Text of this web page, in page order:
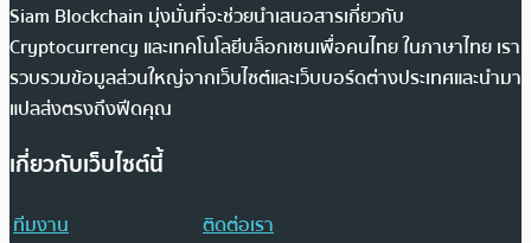
Siam Blockchain มุ่งมั่นที่จะช่วยนำเสนอสารเกี่ยวกับ
Cryptocurrency และเทคโนโลยีบล็อกเชนเพื่อคนไทย ในภาษาไทย เรา
รวบรวมข้อมูลส่วนใหญ่จากเว็บไซต์และเว็บบอร์ดต่างประเทศและนำมา
แปลส่งตรงถึงฟีดคุณ
เกี่ยวกับเว็บไซต์นี้
ทีมงาน
ติดต่อเรา